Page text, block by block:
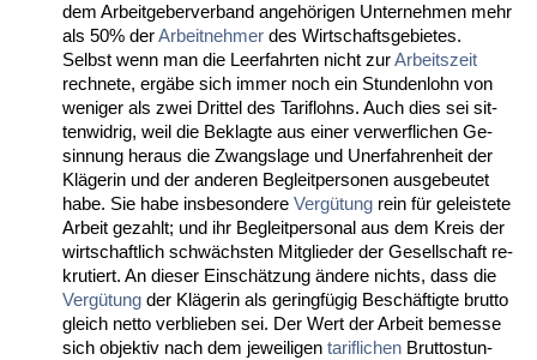
dem Ar­beit­ge­ber­ver­band an­gehöri­gen Un­ter­neh­men mehr
als 50% derAr­beit­neh­mer des Wirt­schafts­ge­bie­tes.
Selbst wenn man die Leer­fahr­ten nicht zurAr­beits­zeit
rech­ne­te, ergäbe sich im­mer noch ein St­un­den­lohn von
we­ni­ger als zwei Drit­tel des Ta­rif­lohns. Auch dies sei sit­
ten­wid­rig, weil die Be­klag­te aus ei­ner ver­werf­li­chen Ge­
sin­nung her­aus die Zwangs­la­ge und Un­er­fah­ren­heit der
Kläge­rin und der an­de­ren Be­gleit­per­so­nen aus­ge­beu­tet
ha­be. Sie ha­be ins­be­son­de­re Vergütung rein für ge­leis­te­te
Ar­beit ge­zahlt; und ihr Be­gleit­per­so­nal aus dem Kreis der
wirt­schaft­lich schwächs­ten Mit­glie­der der Ge­sell­schaft re­
kru­tiert. An die­ser Einschätzung ände­re nichts, dass die
Vergütung der Kläge­rin als ge­ringfügig Beschäftig­te brut­to
gleich net­to ver­blie­ben sei. Der Wert der Ar­beit be­mes­se
sich ob­jek­tiv nach dem je­wei­li­gen ta­rif­li­chen Brut­to­stun­